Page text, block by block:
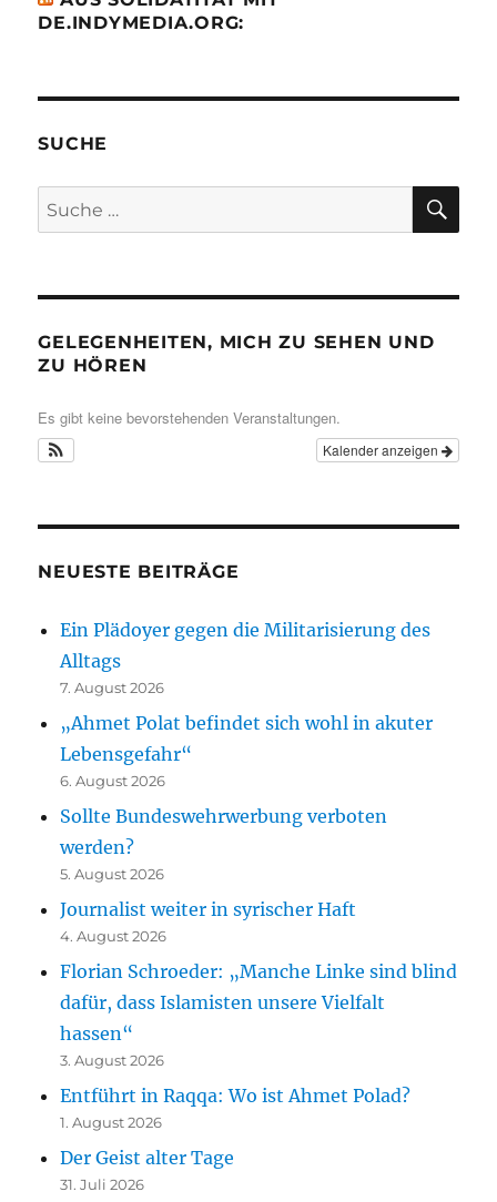
DE.INDYMEDIA.ORG:
SUCHE
Suche
nach:
GELEGENHEITEN, MICH ZU SEHEN UND
ZU HÖREN
Es gibt keine bevorstehenden Veranstaltungen.
Kalender anzeigen
NEUESTE BEITRÄGE
Ein Plädoyer gegen die Militarisierung des
Alltags
7. August 2026
„Ahmet Polat befindet sich wohl in akuter
Lebensgefahr“
6. August 2026
Sollte Bundeswehrwerbung verboten
werden?
5. August 2026
Journalist weiter in syrischer Haft
4. August 2026
Florian Schroeder: „Manche Linke sind blind
dafür, dass Islamisten unsere Vielfalt
hassen“
3. August 2026
Entführt in Raqqa: Wo ist Ahmet Polad?
1. August 2026
Der Geist alter Tage
31. Juli 2026